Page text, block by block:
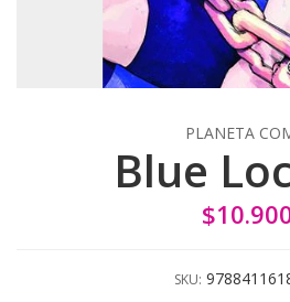
PLANETA
Blue
SKU: